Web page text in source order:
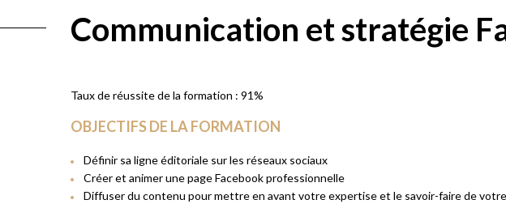
Communication et stratégie
Taux de réussite de la formation : 91%
OBJECTIFS DE LA FORMATION
Définir sa ligne éditoriale sur les réseaux sociaux
Créer et animer une page Facebook professionnelle
Diffuser du contenu pour mettre en avant votre expertise et le savoir-faire de